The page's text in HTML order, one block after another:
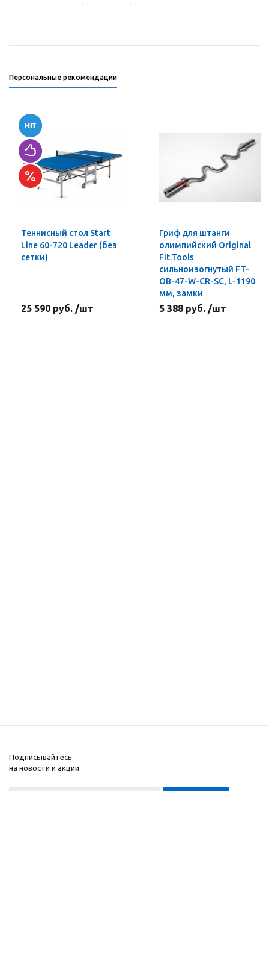
Персональные рекомендации
Теннисный стол Start
Line 60-720 Leader (без
сетки)
25 590 руб. /шт
Гриф для штанги
олимпийский Original
Fit.Tools
сильноизогнутый FT-
OB-47-W-CR-SC, L-1190
мм, замки
5 388 руб. /шт
Подписывайтесь
на новости и акции